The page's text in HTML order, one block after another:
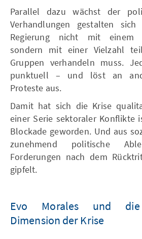
Parallel dazu wächst der
Verhandlungen gestalten
Regierung nicht mit einem
sondern mit einer Vielzahl
Gruppen verhandeln muss.
punktuell – und löst an
Proteste aus.
Damit hat sich die Krise
einer Serie sektoraler Konflikte
Blockade geworden. Und aus
zunehmend politische
Forderungen nach dem
gipfelt.
Evo Morales und die
Dimension der Krise